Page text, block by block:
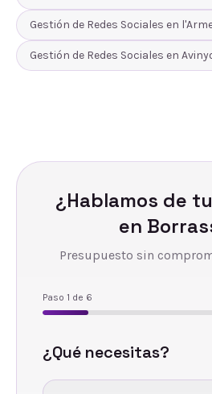
Gestión de Redes Sociales en
Gestión de Redes Sociales en
¿Hablamos de
en
Presupuesto sin
Paso 1 de 6
¿Qué necesitas?